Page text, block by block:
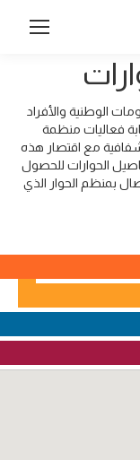
الوطنية والأفراد
فعاليات منظمة
مع اقتصار هذه
الحوارات للحصول
بمنظم الحوار الذي